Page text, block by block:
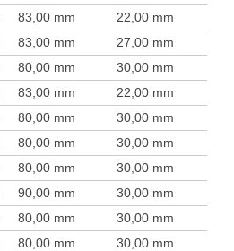
83,00 mm 22,00 mm
83,00 mm 27,00 mm
80,00 mm 30,00 mm
83,00 mm 22,00 mm
80,00 mm 30,00 mm
80,00 mm 30,00 mm
80,00 mm 30,00 mm
90,00 mm 30,00 mm
80,00 mm 30,00 mm
80,00 mm 30,00 mm